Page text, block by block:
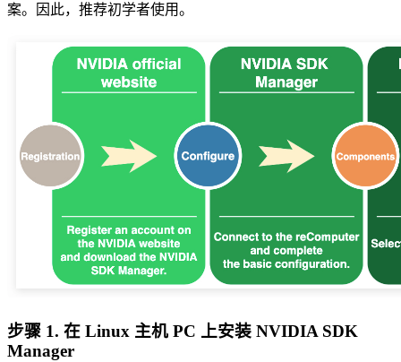
案。因此，推荐初学者使用。
步骤 1. 在 Linux 主机 PC 上安装 NVIDIA SDK
Manager